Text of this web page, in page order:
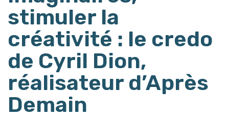
stimuler la
créativité : le credo
de Cyril Dion,
réalisateur d’Après
Demain